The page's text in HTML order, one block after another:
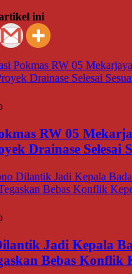
ini
RW 05
Drainase Selesai
Jadi Kepala
Bebas Konflik